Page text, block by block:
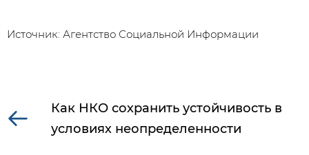
Источник: Агентство Социальной Информации
Как НКО сохранить устойчивость в
условиях неопределенности